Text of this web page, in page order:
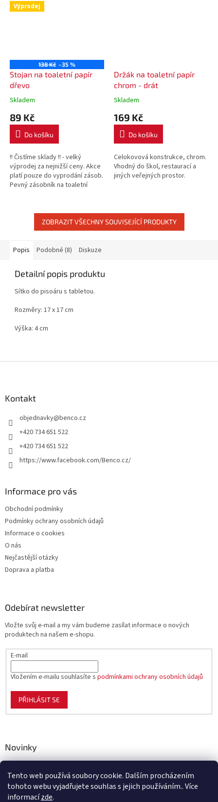
Tento web používá soubory cookie. Dalším procházením
tohoto webu vyjadřujete souhlas s jejich používáním.. Více
informacízde.
Výprodej
138 Kč –35 %
Stojan na toaletní papír
dřevo
Skladem
89 Kč
Do košíku
!! Čistíme sklady !! - velký
výprodej za nejnižší ceny. Akce
platí pouze do vyprodání zásob.
Pevný zásobník na toaletní
Držák na toaletní papír
chrom - drát
Skladem
169 Kč
Do košíku
Celokovová konstrukce, chrom.
Vhodný do škol, restaurací a
jiných veřejných prostor.
ZOBRAZIT VŠECHNY SOUVISEJÍCÍ PRODUKTY
Popis Podobné (8) Diskuze
Detailní popis produktu
Sítko do pisoáru s tabletou.
Rozměry: 17 x 17 cm
Výška: 4 cm
Kontakt
objednavky@benco.cz
+420 734 651 522
+420 734 651 522
https://www.facebook.com/Benco.cz/
Informace pro vás
Obchodní podmínky
Podmínky ochrany osobních údajů
Informace o cookies
O nás
Nejčastější otázky
Doprava a platba
Odebírat newsletter
Vložte svůj e-mail a my vám budeme zasílat informace o nových
produktech na našem e-shopu.
E-mail
Vložením e-mailu souhlasíte s podmínkami ochrany osobních údajů
PŘIHLÁSIT SE
Novinky
zahradu, chov i domácnost